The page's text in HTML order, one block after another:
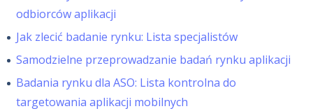
odbiorców aplikacji
Jak zlecić badanie rynku: Lista specjalistów
Samodzielne przeprowadzanie badań rynku aplikacji
Badania rynku dla ASO: Lista kontrolna do
targetowania aplikacji mobilnych